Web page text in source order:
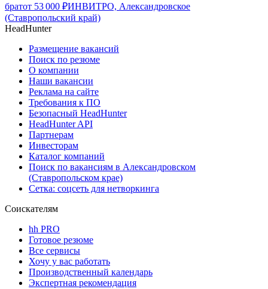
братот 53 000 ₽ИНВИТРО, Александровское
(Ставропольский край)
HeadHunter
Размещение вакансий
Поиск по резюме
О компании
Наши вакансии
Реклама на сайте
Требования к ПО
Безопасный HeadHunter
HeadHunter API
Партнерам
Инвесторам
Каталог компаний
Поиск по вакансиям в Александровском
(Ставропольском крае)
Сетка: соцсеть для нетворкинга
Соискателям
hh PRO
Готовое резюме
Все сервисы
Хочу у вас работать
Производственный календарь
Экспертная рекомендация